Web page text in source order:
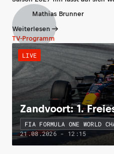
Mathias Brunner
Weiterlesen
TV-Programm
LIVE
Zandvoort: 1.
FIA FORMULA ONE WORLD
21.08.2026 - 12:15